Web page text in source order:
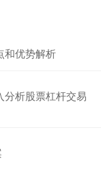
和优势解析
分析股票杠杆交易